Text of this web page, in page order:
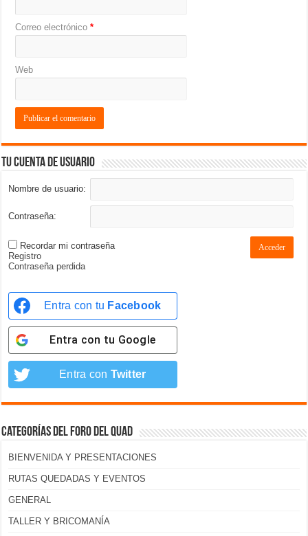
Correo electrónico*
Web
Tu cuenta de usuario
Nombre de usuario:
Contraseña:
Recordar mi contraseña Acceder
Registro
Contraseña perdida
Entra con tu Facebook
Entra con tu Google
Entra con Twitter
Categorías del foro del Quad
BIENVENIDA Y PRESENTACIONES
RUTAS QUEDADAS Y EVENTOS
GENERAL
TALLER Y BRICOMANÍA